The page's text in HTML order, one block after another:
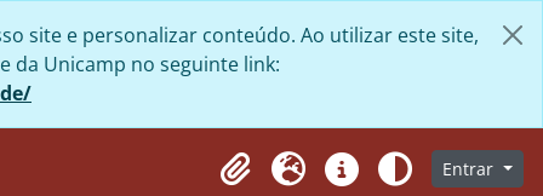
site e personalizar conteúdo. Ao utilizar este site,
da Unicamp no seguinte link:
Clipboard
Idioma AtalhosAparênciaEntrar